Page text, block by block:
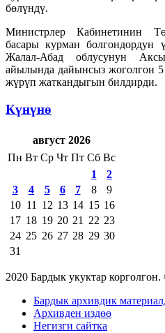
бөлүндү.
Министрлер Кабинетинин
басары курман болгондордун
Жалал-Абад облусунун
айылында дайынсыз жоголгон
жүрүп жаткандыгын билдирди.
Күнүнө
август 2026
Пн Вт Ср Чт Пт Сб Вс
1
2
3
4 5 6 7 8
9
10 11 12 13 14 15 16
17 18 19 20 21 22 23
24 25 26 27 28 29 30
31
2020 Бардык укуктар
Бардык архивдик
Архивден издөө
Негизги сайтка